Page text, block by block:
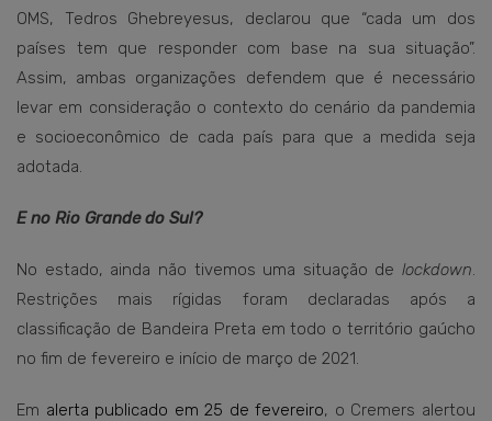
OMS, Tedros Ghebreyesus, declarou que “cada um dos
países tem que responder com base na sua situação”.
Assim, ambas organizações defendem que é necessário
levar em consideração o contexto do cenário da pandemia
e socioeconômico de cada país para que a medida seja
adotada.
E no Rio Grande do Sul?
No estado, ainda não tivemos uma situação de lockdown.
Restrições mais rígidas foram declaradas após a
classificação de Bandeira Preta em todo o território gaúcho
no fim de fevereiro e início de março de 2021.
Em alerta publicado em 25 de fevereiro, o Cremers alertou